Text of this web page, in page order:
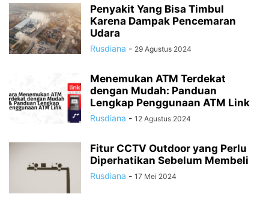
Penyakit Yang Bisa Timbul
Karena Dampak Pencemaran
Udara
Rusdiana - 29 Agustus 2024
Menemukan ATM Terdekat
dengan Mudah: Panduan
Lengkap Penggunaan ATM Link
Rusdiana - 12 Agustus 2024
Fitur CCTV Outdoor yang Perlu
Diperhatikan Sebelum Membeli
Rusdiana - 17 Mei 2024